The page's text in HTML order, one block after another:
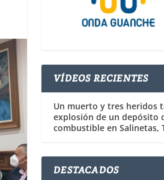
VÍDEOS RECIENTES
Un muerto y tres heridos
explosión de un depósito
combustible en Salinetas,
DESTACADOS